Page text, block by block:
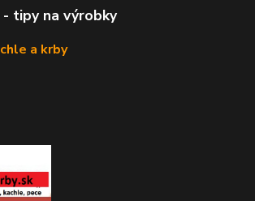
tipy na výrobky
a krby